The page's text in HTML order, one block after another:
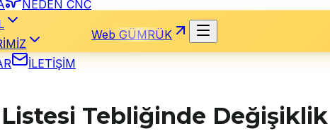
NEDEN CNC
İLETİŞİM
Web GÜMRÜK
Tebliğinde Değişiklik